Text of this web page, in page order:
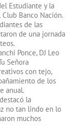
Estudiante y la
Banco Nación.
de las
de una jornada
Ponce, DJ Leo
Señora
con tejo,
de los
anual.
la
no tan lindo en lo
muchos